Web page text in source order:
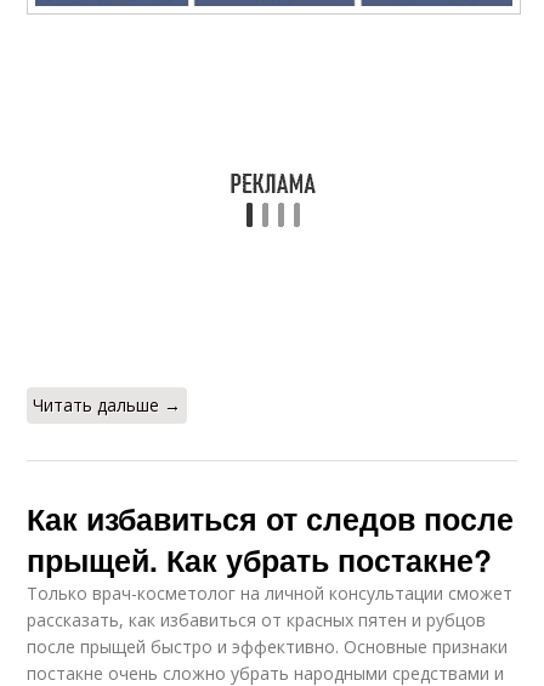
Читать дальше →
Как избавиться от следов после
прыщей. Как убрать постакне?
Только врач-косметолог на личной консультации сможет
рассказать, как избавиться от красных пятен и рубцов
после прыщей быстро и эффективно. Основные признаки
постакне очень сложно убрать народными средствами и